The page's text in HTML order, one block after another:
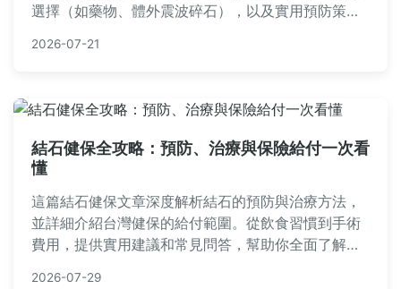
選擇（如藥物、體外震波碎石），以及實用預防策
方法，幫助你全面掌握對抗痛結石的知識，遠離結石
2026-07-21
結石健保全攻略：預防、治療與保險給付一次看
懂
這篇結石健保文章深度解析結石的預防與治療方法，
並詳細介紹台灣健保的給付範圍。從飲食習慣到手術
費用，提供實用建議和常見問答，幫助你全面了解結
2026-07-29